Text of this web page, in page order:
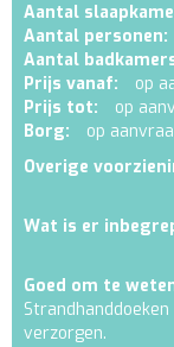
Aantal
Aantal personen:
Aantal
Prijs vanaf:
op
Prijs tot:
op
Borg:
op
Overige
Wat is er
Goed om te
verzorgen.